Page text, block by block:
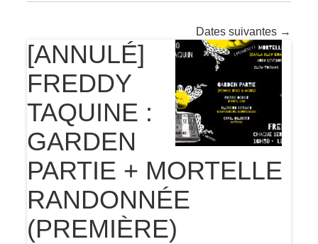
Dates suivantes →
[ANNULÉ]
FREDDY
TAQUINE :
GARDEN
PARTIE + MORTELLE
RANDONNÉE
(PREMIÈRE)